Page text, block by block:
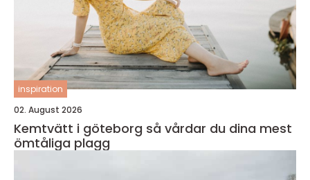
inspiration
02. August 2026
Kemtvätt i göteborg så vårdar du dina mest
ömtåliga plagg